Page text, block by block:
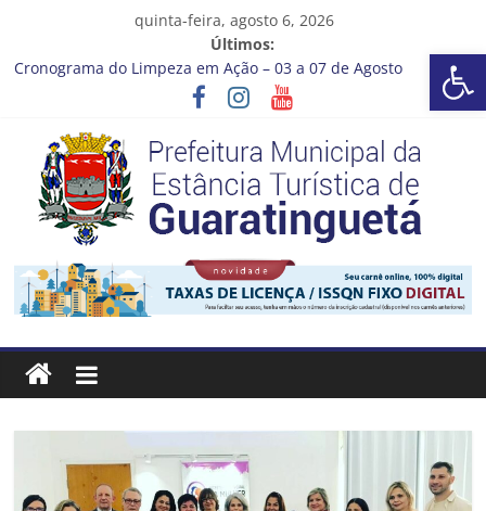
Barra de Ferramentas Aberta
quinta-feira, agosto 6, 2026
Últimos:
Cronograma do Limpeza em Ação – 03 a 07 de Agosto
Prefeitura de Guaratinguetá entrega revitalização da Praça
Vem conferir como nossos alunos estão ainda mais lindos!
CRONOGRAMA DE LAVAGEM E LIMPEZA DOS RESERVATÓRIOS
Guaratinguetá se destaca em competições esportivas da
região
Prefeitura
Estância
Turística
Guaratinguetá
Prefeitura